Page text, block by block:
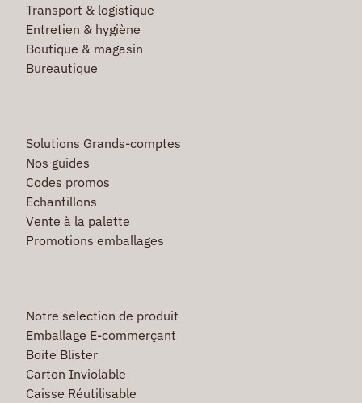
Transport & logistique
Entretien & hygiène
Boutique & magasin
Bureautique
Solutions Grands-comptes
Nos guides
Codes promos
Echantillons
Vente à la palette
Promotions emballages
Notre selection de produit
Emballage E-commerçant
Boite Blister
Carton Inviolable
Caisse Réutilisable